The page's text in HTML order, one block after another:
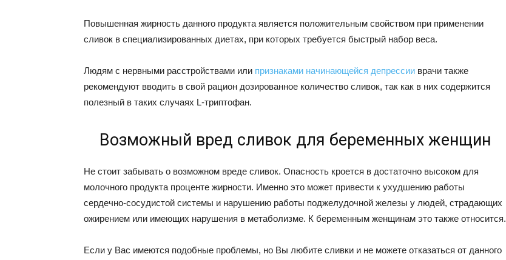
Повышенная жирность данного продукта является положительным свойством при применении
сливок в специализированных диетах, при которых требуется быстрый набор веса.
Людям с нервными расстройствами или признаками начинающейся депрессии врачи также
рекомендуют вводить в свой рацион дозированное количество сливок, так как в них содержится
полезный в таких случаях L-триптофан.
Возможный вред сливок для беременных женщин
Не стоит забывать о возможном вреде сливок. Опасность кроется в достаточно высоком для
молочного продукта проценте жирности. Именно это может привести к ухудшению работы
сердечно-сосудистой системы и нарушению работы поджелудочной железы у людей, страдающих
ожирением или имеющих нарушения в метаболизме. К беременным женщинам это также относится.
Если у Вас имеются подобные проблемы, но Вы любите сливки и не можете отказаться от данного